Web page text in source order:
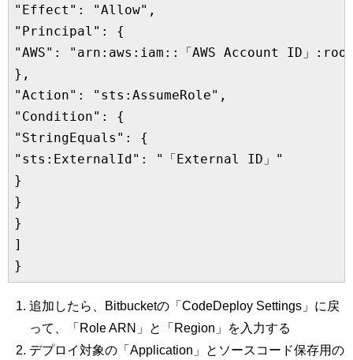
"Effect": "Allow",
"Principal": {
"AWS": "arn:aws:iam::「AWS Account ID」
},
"Action": "sts:AssumeRole",
"Condition": {
"StringEquals": {
"sts:ExternalId": "「External ID」"
}
}
}
]
追加したら、Bitbucketの「CodeDeploy Settings」に戻
って、「Role ARN」と「Region」を入力する
デプロイ対象の「Application」とソースコード保存用の